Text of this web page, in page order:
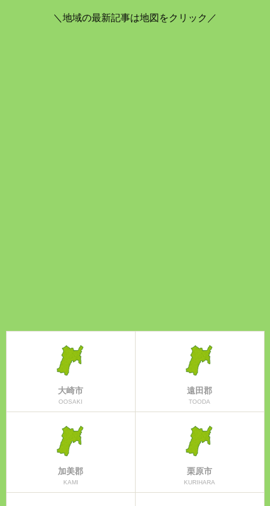
＼地域の最新記事は地図をクリック／
大崎市
OOSAKI
遠田郡
TOODA
加美郡
KAMI
栗原市
KURIHARA